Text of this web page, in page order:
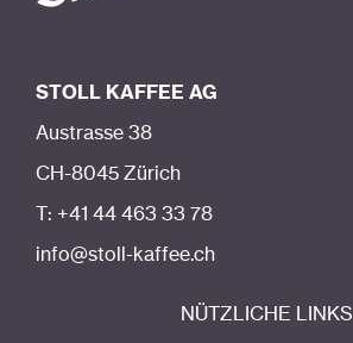
STOLL KAFFEE AG
Austrasse 38
CH-8045 Zürich
T: +41 44 463 33 78
info@stoll-kaffee.ch
NÜTZLICHE LINKS